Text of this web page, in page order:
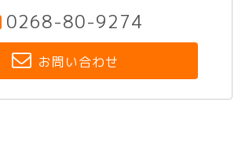
0268-80-9274
お問い合わせ